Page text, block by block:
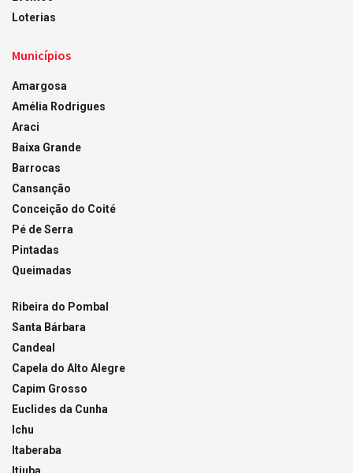
Loterias
Municípios
Amargosa
Amélia Rodrigues
Araci
Baixa Grande
Barrocas
Cansanção
Conceição do Coité
Pé de Serra
Pintadas
Queimadas
Ribeira do Pombal
Santa Bárbara
Candeal
Capela do Alto Alegre
Capim Grosso
Euclides da Cunha
Ichu
Itaberaba